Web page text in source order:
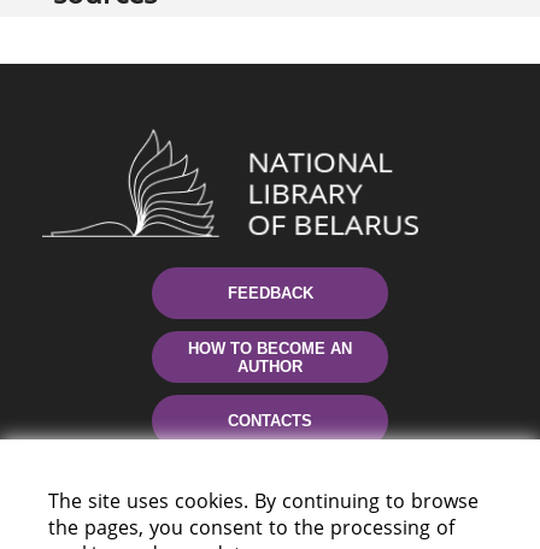
FEEDBACK
HOW TO BECOME AN
AUTHOR
CONTACTS
The site uses cookies. By continuing to browse
the pages, you consent to the processing of